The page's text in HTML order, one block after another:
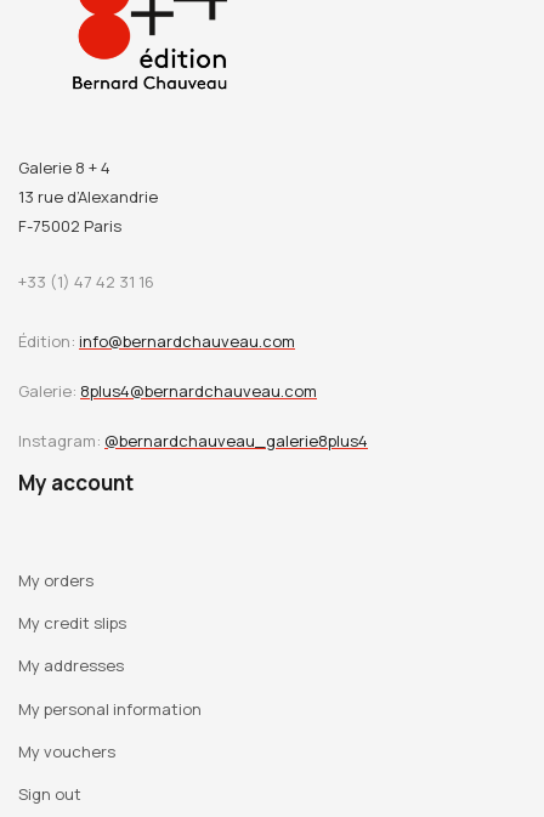
Galerie 8 + 4
13 rue d’Alexandrie
F-75002 Paris
+33 (1) 47 42 31 16
Édition: info@bernardchauveau.com
Galerie: 8plus4@bernardchauveau.com
Instagram: @bernardchauveau_galerie8plus4
My account
My orders
My credit slips
My addresses
My personal information
My vouchers
Sign out